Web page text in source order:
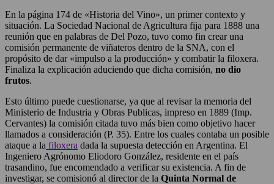
En la página 174 de «Historia del Vino», un primer contexto y
situación. La Sociedad Nacional de Agricultura fija para 1888 una
reunión que en palabras de Del Pozo, tuvo como fin crear una
comisión permanente de viñateros dentro de la SNA, con el
propósito de dar «impulso a la producción» y combatir la filoxera.
Finaliza la explicación aduciendo que dicha comisión, no dio
frutos.
Esto último puede cuestionarse, ya que al revisar la memoria del
Ministerio de Industria y Obras Publicas, impreso en 1889 (Imp.
Cervantes) la comisión citada tuvo más bien como objetivo hacer
llamados a consideración (P. 35). Entre los cuales contaba un posible
ataque a la filoxera dada la supuesta detección en Argentina. El
Ingeniero Agrónomo Eliodoro González, residente en el país
trasandino, fue encomendado a verificar su existencia. A fin de
investigar, se comisionó al director de la Quinta Normal de